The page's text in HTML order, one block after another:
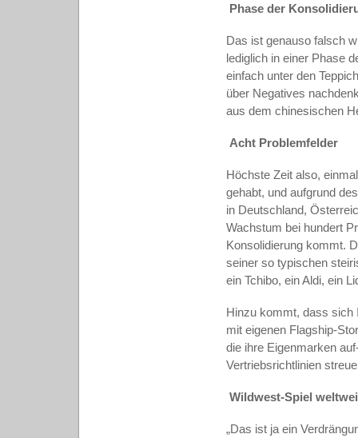
Phase der
Das ist genauso falsch
lediglich in einer Phase
einfach unter den
über Negatives
aus dem chinesischen
Acht Problemfelder
Höchste Zeit also,
gehabt, und aufgrund
in Deutschland,
Wachstum bei hundert
Konsolidierung kommt.
seiner so typischen
ein Tchibo, ein Aldi, ein
Hinzu kommt, dass sich
mit eigenen Flagship-
die ihre Eigenmarken
Vertriebsrichtlinien
Wildwest-Spiel
„Das ist ja ein